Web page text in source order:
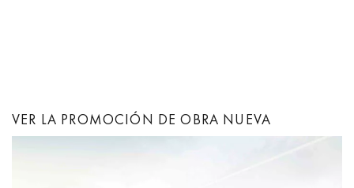
VER LA PROMOCIÓN DE OBRA NUEVA